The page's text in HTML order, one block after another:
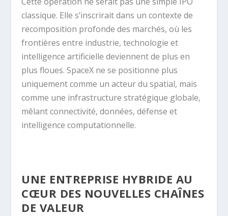
classique. Elle s’inscrirait dans un contexte de
recomposition profonde des marchés, où les
frontières entre industrie, technologie et
intelligence artificielle deviennent de plus en
plus floues. SpaceX ne se positionne plus
uniquement comme un acteur du spatial, mais
comme une infrastructure stratégique globale,
mêlant connectivité, données, défense et
intelligence computationnelle.
UNE ENTREPRISE HYBRIDE AU
CŒUR DES NOUVELLES CHAÎNES
DE VALEUR